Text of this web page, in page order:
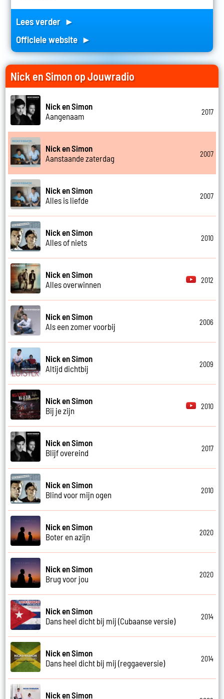
Lees verder ►
Officiele website ►
Nick en Simon op Jouwradio
Nick en Simon
Aangenaam
2017
Nick en Simon
Aanstaande zaterdag
2007
Nick en Simon
Alles is liefde
2007
Nick en Simon
Alles of niets
2010
Nick en Simon
Alles overwinnen
2012
Nick en Simon
Als een zomer voorbij
2006
Nick en Simon
Altijd dichtbij
2009
Nick en Simon
Bij je zijn
2010
Nick en Simon
Blijf overeind
2017
Nick en Simon
Blind voor mijn ogen
2010
Nick en Simon
Boter en azijn
2020
Nick en Simon
Brug voor jou
2020
Nick en Simon
Dans heel dicht bij mij (Cubaanse versie)
2014
Nick en Simon
Dans heel dicht bij mij (reggaeversie)
2014
Nick en Simon